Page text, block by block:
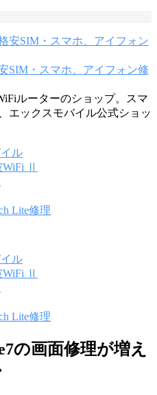
SIM・スマホ、アイフォン修
ルーターのショップ。スマ
エックスモバイル公式ショッ
ル
WiFi Ⅱ
Lite修理
ル
WiFi Ⅱ
Lite修理
の画面修理が増え